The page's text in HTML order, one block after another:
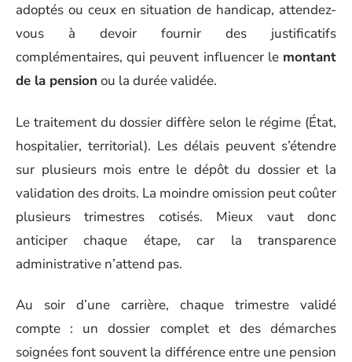
adoptés ou ceux en situation de handicap, attendez-
vous à devoir fournir des justificatifs
complémentaires, qui peuvent influencer le montant
de la pension ou la durée validée.
Le traitement du dossier diffère selon le régime (État,
hospitalier, territorial). Les délais peuvent s’étendre
sur plusieurs mois entre le dépôt du dossier et la
validation des droits. La moindre omission peut coûter
plusieurs trimestres cotisés. Mieux vaut donc
anticiper chaque étape, car la transparence
administrative n’attend pas.
Au soir d’une carrière, chaque trimestre validé
compte : un dossier complet et des démarches
soignées font souvent la différence entre une pension